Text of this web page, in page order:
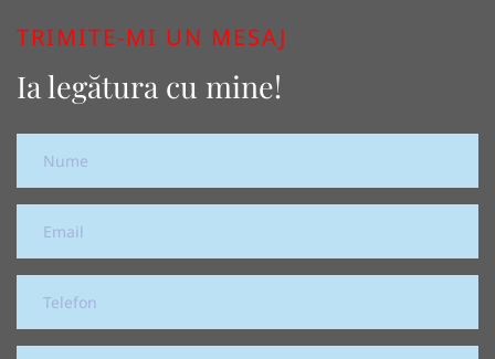
TRIMITE-MI UN MESAJ
Ia legătura cu mine!